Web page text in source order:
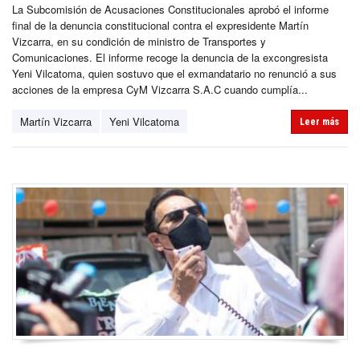
La Subcomisión de Acusaciones Constitucionales aprobó el informe
final de la denuncia constitucional contra el expresidente Martín
Vizcarra, en su condición de ministro de Transportes y
Comunicaciones. El informe recoge la denuncia de la excongresista
Yeni Vilcatoma, quien sostuvo que el exmandatario no renunció a sus
acciones de la empresa CyM Vizcarra S.A.C cuando cumplía...
Martín Vizcarra Yeni Vilcatoma Leer más